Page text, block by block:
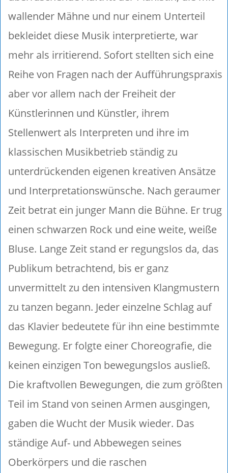
wallender Mähne und nur einem Unterteil
bekleidet diese Musik interpretierte, war
mehr als irritierend. Sofort stellten sich eine
Reihe von Fragen nach der Aufführungspraxis
aber vor allem nach der Freiheit der
Künstlerinnen und Künstler, ihrem
Stellenwert als Interpreten und ihre im
klassischen Musikbetrieb ständig zu
unterdrückenden eigenen kreativen Ansätze
und Interpretationswünsche. Nach geraumer
Zeit betrat ein junger Mann die Bühne. Er trug
einen schwarzen Rock und eine weite, weiße
Bluse. Lange Zeit stand er regungslos da, das
Publikum betrachtend, bis er ganz
unvermittelt zu den intensiven Klangmustern
zu tanzen begann. Jeder einzelne Schlag auf
das Klavier bedeutete für ihn eine bestimmte
Bewegung. Er folgte einer Choreografie, die
keinen einzigen Ton bewegungslos ausließ.
Die kraftvollen Bewegungen, die zum größten
Teil im Stand von seinen Armen ausgingen,
gaben die Wucht der Musik wieder. Das
ständige Auf- und Abbewegen seines
Oberkörpers und die raschen